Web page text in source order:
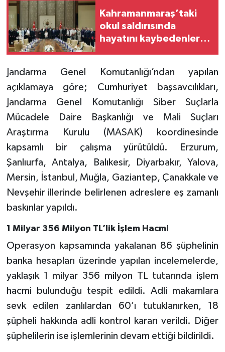
Kahramanmaraş’taki
okul saldırısında
hayatını kaybedenlerin
Jandarma Genel Komutanlığı’ndan yapılan
açıklamaya göre; Cumhuriyet başsavcılıkları,
Jandarma Genel Komutanlığı Siber Suçlarla
Mücadele Daire Başkanlığı ve Mali Suçları
Araştırma Kurulu (MASAK) koordinesinde
kapsamlı bir çalışma yürütüldü. Erzurum,
Şanlıurfa, Antalya, Balıkesir, Diyarbakır, Yalova,
Mersin, İstanbul, Muğla, Gaziantep, Çanakkale ve
Nevşehir illerinde belirlenen adreslere eş zamanlı
baskınlar yapıldı.
1 Milyar 356 Milyon TL’lik İşlem Hacmi
Operasyon kapsamında yakalanan 86 şüphelinin
banka hesapları üzerinde yapılan incelemelerde,
yaklaşık 1 milyar 356 milyon TL tutarında işlem
hacmi bulunduğu tespit edildi. Adli makamlara
sevk edilen zanlılardan 60’ı tutuklanırken, 18
şüpheli hakkında adli kontrol kararı verildi. Diğer
şüphelilerin ise işlemlerinin devam ettiği bildirildi.